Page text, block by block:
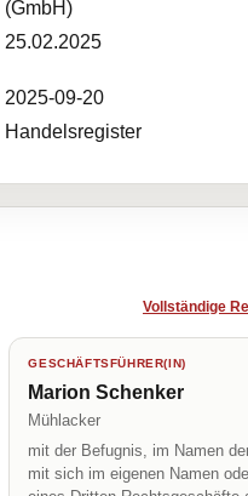
(GmbH)
25.02.2025
2025-09-20
Handelsregister
Vollständige
GESCHÄFTSFÜHRER(IN)
Marion Schenker
Mühlacker
mit der Befugnis, im Namen
mit sich im eigenen Namen